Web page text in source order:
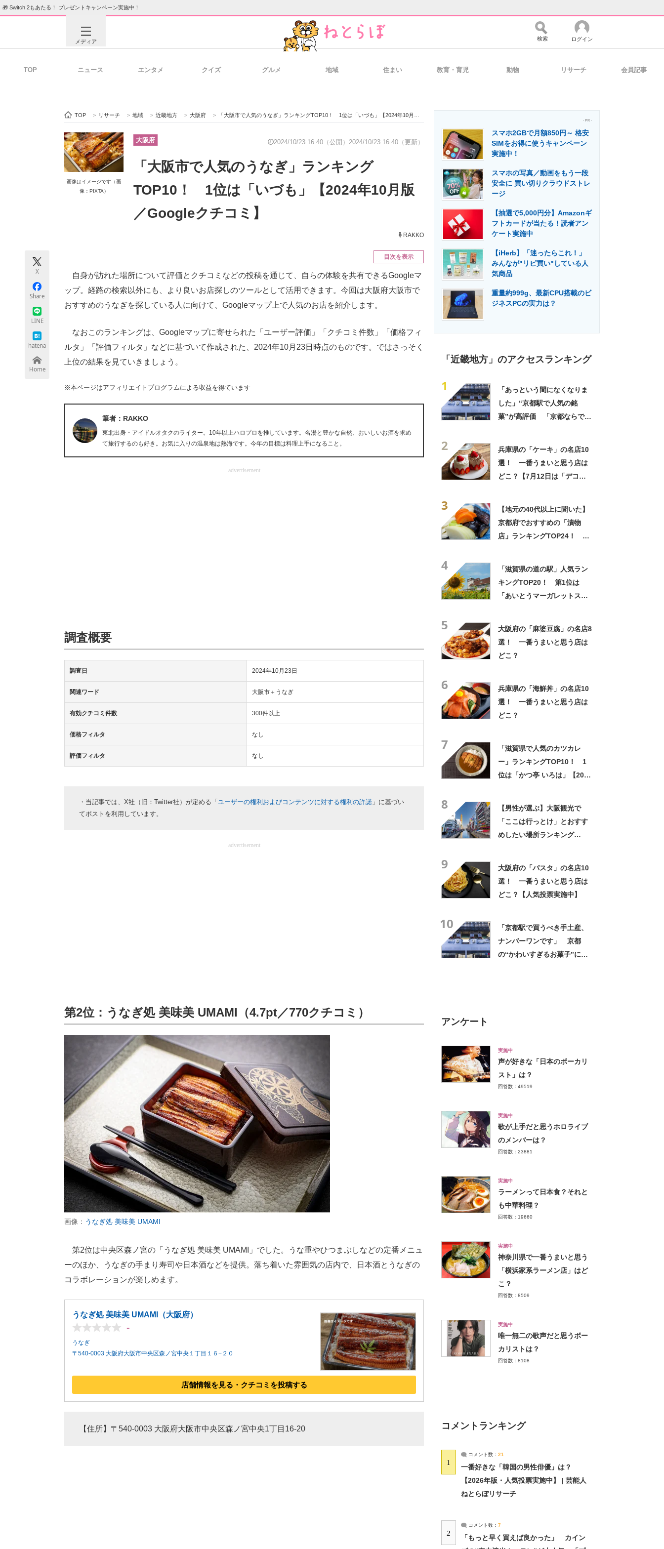
🎁 Switch 2もあたる！ プレゼントキャンペーン実施中！
メディア
ビジネスと働き方のヒント 経営リーダーのコミュニティ マーケ×ITの今がよく分かる
ITエンジニア向け専門サイト IT製品の技術・比較・事例 製造業のIT導入・活用を支援
エネルギーの専門メディア 建設×テクノロジーの最前線
ちょっと気になるネットの話題
検索 ログイン
TOP ニュース エンタメ クイズ グルメ 地域 住まい 教育・育児 動物 リサーチ 会員記事
TOP > リサーチ > 地域 > 近畿地方 > 大阪府 > 「大阪市で人気のうなぎ」ランキングTOP10！ 1位は「いづも」【2024年10月版／Googleクチコミ】
画像はイメージです（画
像：PIXTA）
大阪府 2024/10/23 16:40（公開） 2024/10/23 16:40（更新）
「大阪市で人気のうなぎ」ランキング
TOP10！ 1位は「いづも」【2024年10月版
／Googleクチコミ】
RAKKO
X
Share
LINE
hatena
Home
目次を表示
自身が訪れた場所について評価とクチコミなどの投稿を通じて、自らの体験を共有できるGoogleマ
ップ。経路の検索以外にも、より良いお店探しのツールとして活用できます。今回は大阪府大阪市で
おすすめのうなぎを探している人に向けて、Googleマップ上で人気のお店を紹介します。
なおこのランキングは、Googleマップに寄せられた「ユーザー評価」「クチコミ件数」「価格フィ
ルタ」「評価フィルタ」などに基づいて作成された、2024年10月23日時点のものです。ではさっそく
上位の結果を見ていきましょう。
※本ページはアフィリエイトプログラムによる収益を得ています
筆者：RAKKO
東北出身・アイドルオタクのライター。10年以上ハロプロを推しています。名湯と豊かな自然、おいしいお酒を求め
て旅行するのも好き。お気に入りの温泉地は熱海です。今年の目標は料理上手になること。
advertisement
調査概要
調査日 2024年10月23日
関連ワード 大阪市＋うなぎ
有効クチコミ件数 300件以上
価格フィルタ なし
評価フィルタ なし
・当記事では、X社（旧：Twitter社）が定める「 ユーザーの権利およびコンテンツに対する権利の許諾 」に基づい
てポストを利用しています。
advertisement
第2位：うなぎ処 美味美 UMAMI（4.7pt／770クチコミ）
画像： うなぎ処 美味美 UMAMI
第2位は中央区森ノ宮の「うなぎ処 美味美 UMAMI」でした。うな重やひつまぶしなどの定番メニュ
ーのほか、うなぎの手まり寿司や日本酒などを提供。落ち着いた雰囲気の店内で、日本酒とうなぎの
コラボレーションが楽しめます。
うなぎ処 美味美 UMAMI（大阪府）
-
うなぎ
〒540-0003 大阪府大阪市中央区森ノ宮中央１丁目１６−２０
店舗情報を見る・クチコミを投稿する
【住所】〒540-0003 大阪府大阪市中央区森ノ宮中央1丁目16-20
- PR -
スマホ2GBで月額850円～ 格安
SIMをお得に使うキャンペーン
実施中！
スマホの写真／動画をもう一段
安全に 買い切りクラウドストレ
ージ
【抽選で5,000円分】Amazonギ
フトカードが当たる！読者アン
ケート実施中
【iHerb】「迷ったらこれ！」
みんなが"リピ買い"している人
気商品
重量約999g、最新CPU搭載のビ
ジネスPCの実力は？
「近畿地方」のアクセスランキング
1
「あっという間になくなりま
した」“京都駅で人気の銘
菓”が高評価 「京都ならでは
2
兵庫県の「ケーキ」の名店10
選！ 一番うまいと思う店は
どこ？【7月12日は「デコレ
3
【地元の40代以上に聞いた】
京都府でおすすめの「漬物
店」ランキングTOP24！ 第
4
「滋賀県の道の駅」人気ラン
キングTOP20！ 第1位は
「あいとうマーガレットステ
5
大阪府の「麻婆豆腐」の名店8
選！ 一番うまいと思う店は
どこ？
6
兵庫県の「海鮮丼」の名店10
選！ 一番うまいと思う店は
どこ？
7
「滋賀県で人気のカツカレ
ー」ランキングTOP10！ 1
位は「かつ亭 いろは」【2024
8
【男性が選ぶ】大阪観光で
「ここは行っとけ」とおすす
めしたい場所ランキング
9
大阪府の「パスタ」の名店10
選！ 一番うまいと思う店は
どこ？【人気投票実施中】
10
「京都駅で買うべき手土産、
ナンバーワンです」 京都
の“かわいすぎるお菓子”に反
アンケート
実施中
声が好きな「日本のボーカリ
スト」は？
回答数：49519
実施中
歌が上手だと思うホロライブ
のメンバーは？
回答数：23881
実施中
ラーメンって日本食？それと
も中華料理？
回答数：19660
実施中
神奈川県で一番うまいと思う
「横浜家系ラーメン店」はど
こ？
回答数：8509
実施中
唯一無二の歌声だと思うボー
カリストは？
回答数：8108
コメントランキング
1
コメント数： 21
一番好きな「韓国の男性俳優」は？
【2026年版・人気投票実施中】 | 芸能人
ねとらぼリサーチ
2
コメント数： 7
「もっと早く買えば良かった」 カイン